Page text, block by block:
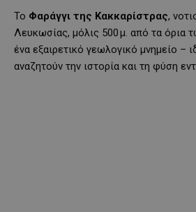
Το Φαράγγι της Κακκαρίστρας,
Λευκωσίας, μόλις 500 μ. από τα όρια
ένα εξαιρετικό γεωλογικό μνημείο –
αναζητούν την ιστορία και τη φύση